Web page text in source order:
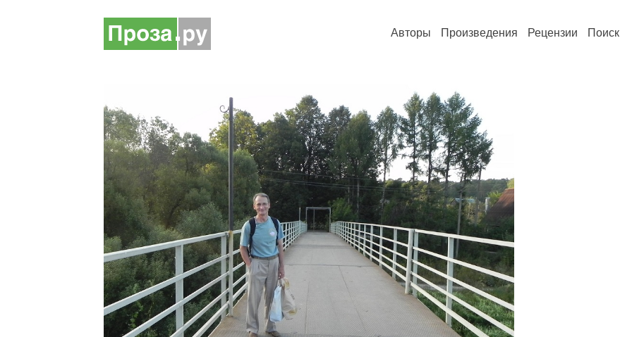
Авторы Произведения Рецензии Поиск